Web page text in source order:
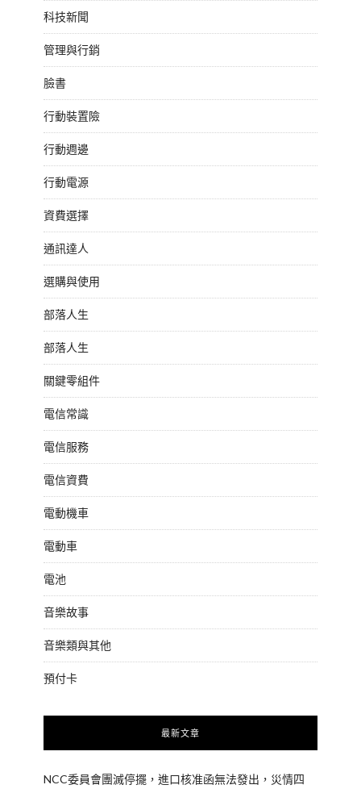
科技新聞
管理與行銷
臉書
行動裝置險
行動週邊
行動電源
資費選擇
通訊達人
選購與使用
部落人生
部落人生
關鍵零組件
電信常識
電信服務
電信資費
電動機車
電動車
電池
音樂故事
音樂類與其他
預付卡
最新文章
NCC委員會團滅停擺，進口核准函無法發出，災情四